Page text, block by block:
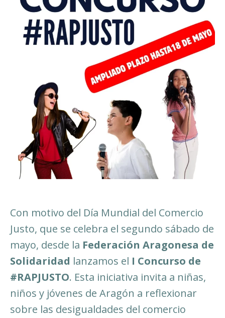
Con motivo del Día Mundial del Comercio
Justo, que se celebra el segundo sábado de
mayo, desde la Federación Aragonesa de
Solidaridad lanzamos el I Concurso de
#RAPJUSTO. Esta iniciativa invita a niñas,
niños y jóvenes de Aragón a reflexionar
sobre las desigualdades del comercio